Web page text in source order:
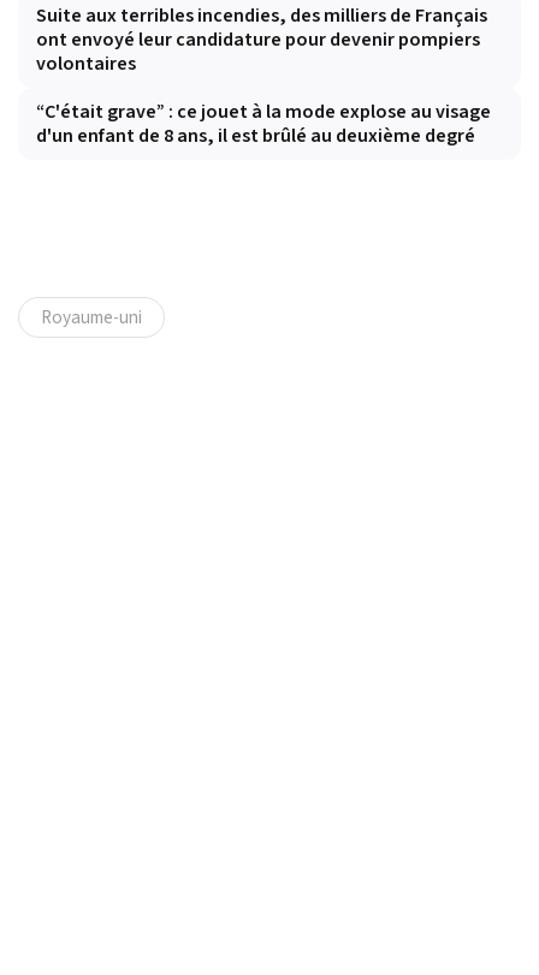
Suite aux terribles incendies, des milliers de Français
ont envoyé leur candidature pour devenir pompiers
volontaires
“C'était grave” : ce jouet à la mode explose au visage
d'un enfant de 8 ans, il est brûlé au deuxième degré
Royaume-uni